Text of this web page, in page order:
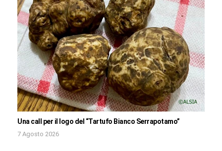
Una call per il logo del “Tartufo Bianco Serrapotamo”
7 Agosto 2026